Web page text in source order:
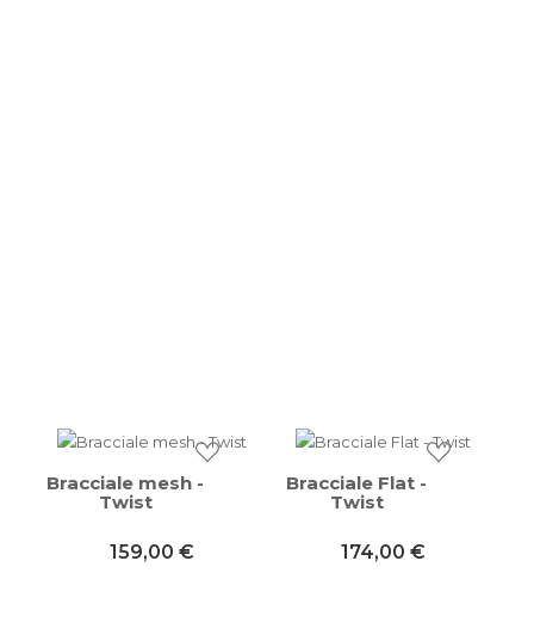
Bracciale mesh -
Twist
159,00 €
Bracciale Flat -
Twist
174,00 €